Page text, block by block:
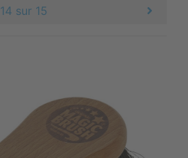
14 sur 15